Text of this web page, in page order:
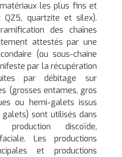
les plus fins et
QZ5, quartzite et silex).
des chaînes
attestés par une
(ou sous-chaine
par la récupération
par débitage sur
(grosses entames, gros
ou hemi-galets issus
sont utilisés dans
discoïde,
Les productions
et productions